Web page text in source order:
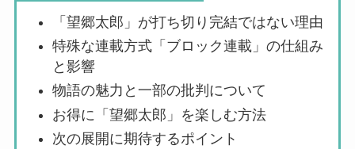
「望郷太郎」が打ち切り完結ではない理由
特殊な連載方式「ブロック連載」の仕組み
と影響
物語の魅力と一部の批判について
お得に「望郷太郎」を楽しむ方法
次の展開に期待するポイント